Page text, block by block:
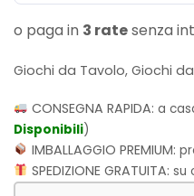
o paga in 3 ratesenza
Giochi da Tavolo, Giochi
CONSEGNA RAPIDA:a
Disponibili)
IMBALLAGGIO PREMIUM:
SPEDIZIONE GRATUITA:su